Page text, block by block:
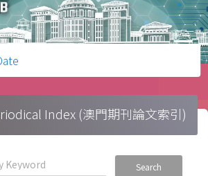
Index (澳門期刊論文索引)
Search